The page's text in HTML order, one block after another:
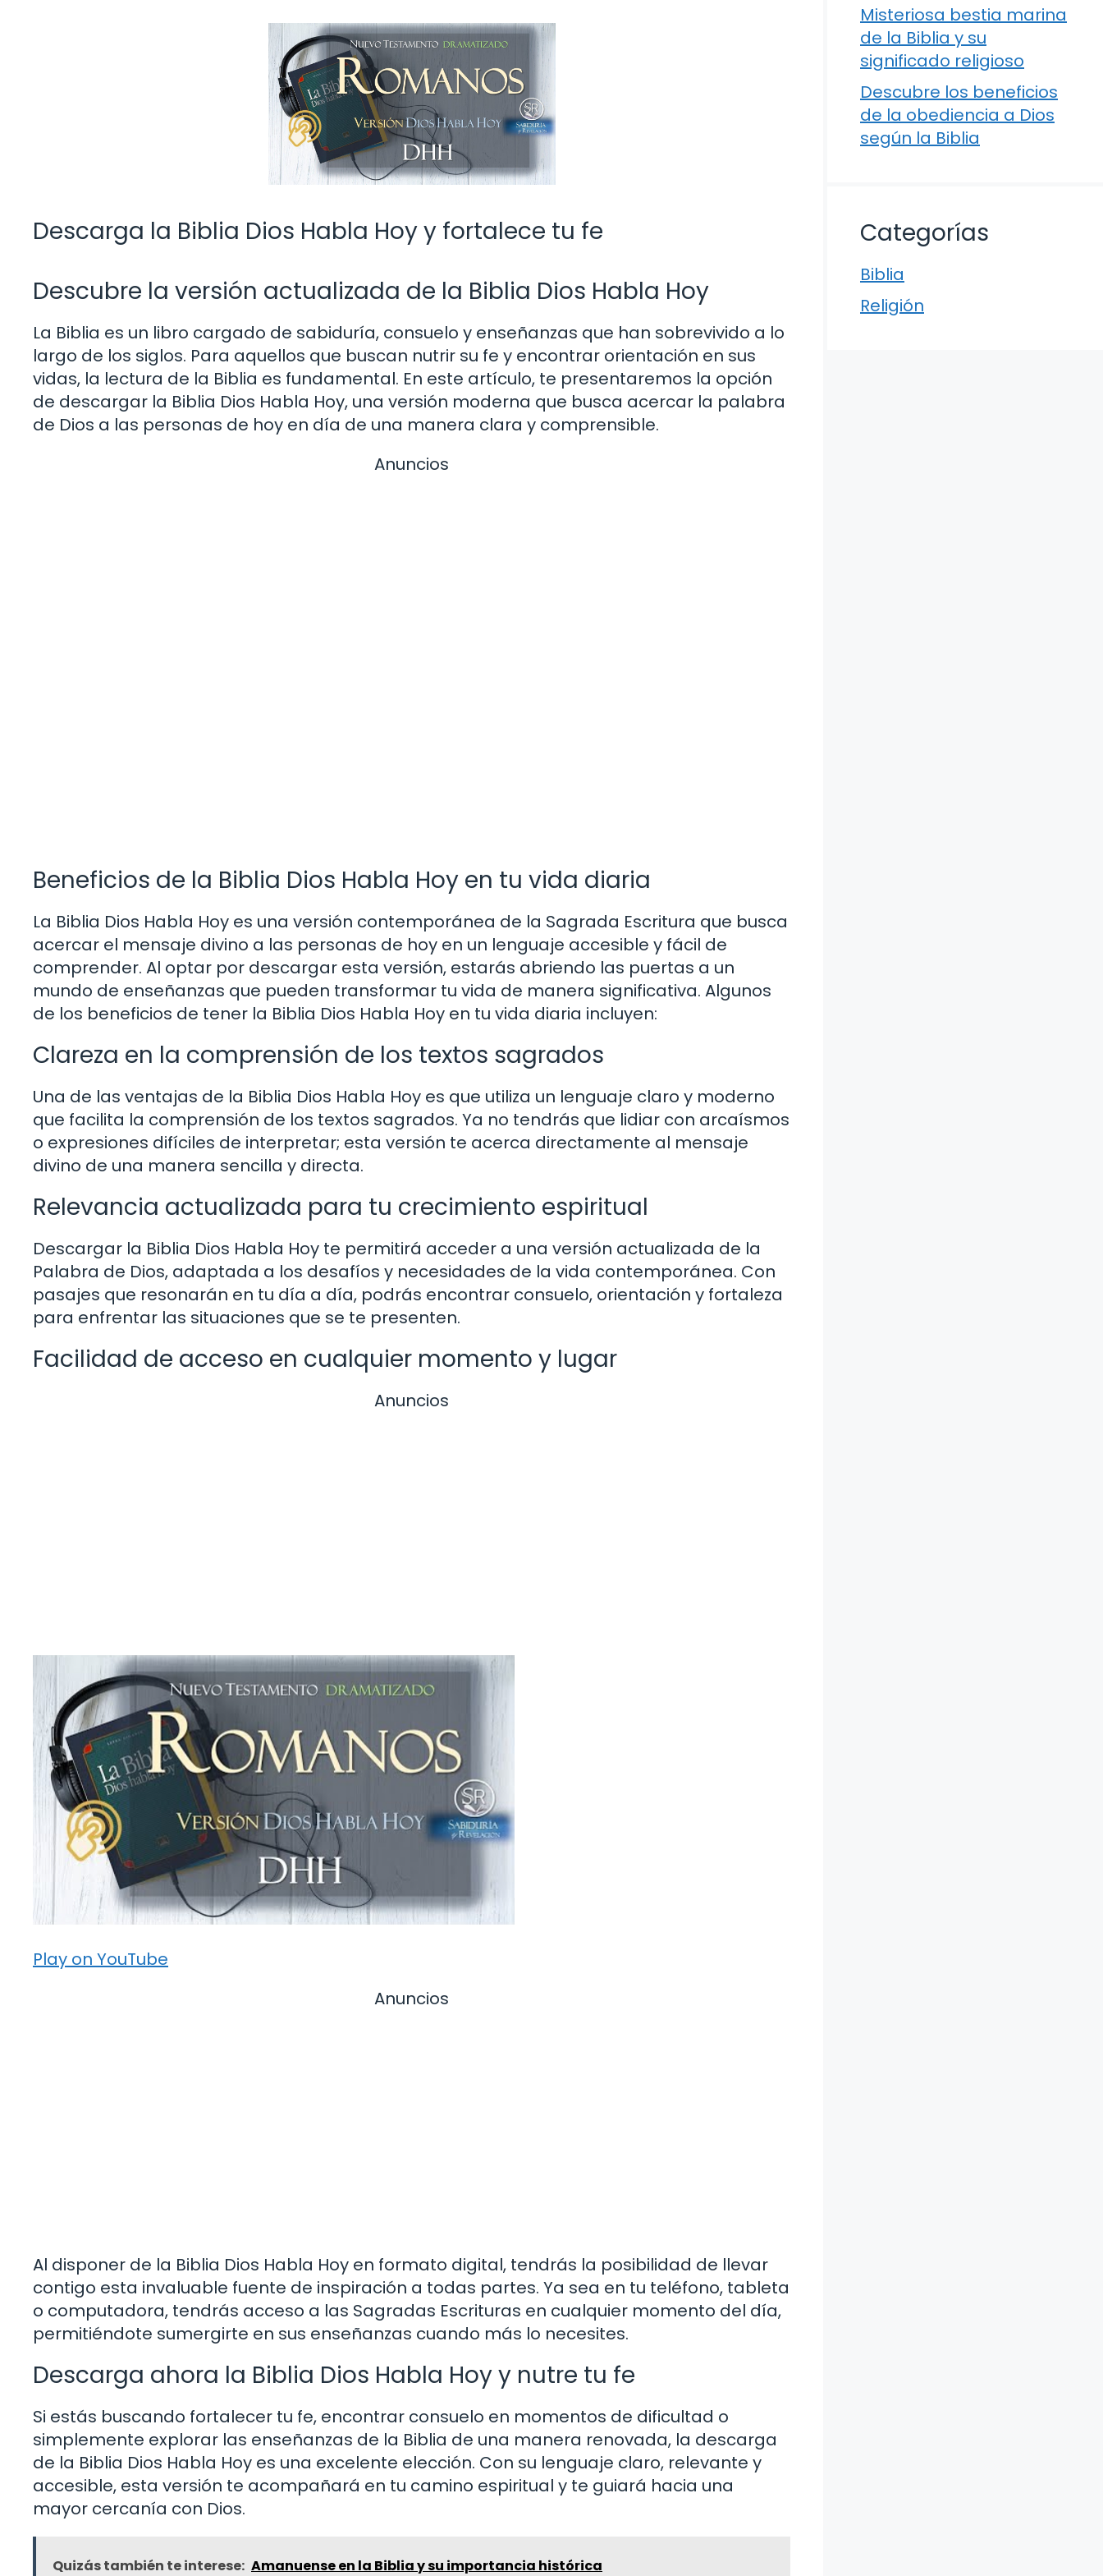
Descarga la Biblia Dios Habla Hoy y fortalece tu fe
Descubre la versión actualizada de la Biblia Dios Habla Hoy
La Biblia es un libro cargado de sabiduría, consuelo y enseñanzas que han sobrevivido a lo
largo de los siglos. Para aquellos que buscan nutrir su fe y encontrar orientación en sus
vidas, la lectura de la Biblia es fundamental. En este artículo, te presentaremos la opción
de descargar la Biblia Dios Habla Hoy, una versión moderna que busca acercar la palabra
de Dios a las personas de hoy en día de una manera clara y comprensible.
Anuncios
Beneficios de la Biblia Dios Habla Hoy en tu vida diaria
La Biblia Dios Habla Hoy es una versión contemporánea de la Sagrada Escritura que busca
acercar el mensaje divino a las personas de hoy en un lenguaje accesible y fácil de
comprender. Al optar por descargar esta versión, estarás abriendo las puertas a un
mundo de enseñanzas que pueden transformar tu vida de manera significativa. Algunos
de los beneficios de tener la Biblia Dios Habla Hoy en tu vida diaria incluyen:
Clareza en la comprensión de los textos sagrados
Una de las ventajas de la Biblia Dios Habla Hoy es que utiliza un lenguaje claro y moderno
que facilita la comprensión de los textos sagrados. Ya no tendrás que lidiar con arcaísmos
o expresiones difíciles de interpretar; esta versión te acerca directamente al mensaje
divino de una manera sencilla y directa.
Relevancia actualizada para tu crecimiento espiritual
Descargar la Biblia Dios Habla Hoy te permitirá acceder a una versión actualizada de la
Palabra de Dios, adaptada a los desafíos y necesidades de la vida contemporánea. Con
pasajes que resonarán en tu día a día, podrás encontrar consuelo, orientación y fortaleza
para enfrentar las situaciones que se te presenten.
Facilidad de acceso en cualquier momento y lugar
Anuncios
Play on YouTube
Anuncios
Al disponer de la Biblia Dios Habla Hoy en formato digital, tendrás la posibilidad de llevar
contigo esta invaluable fuente de inspiración a todas partes. Ya sea en tu teléfono, tableta
o computadora, tendrás acceso a las Sagradas Escrituras en cualquier momento del día,
permitiéndote sumergirte en sus enseñanzas cuando más lo necesites.
Descarga ahora la Biblia Dios Habla Hoy y nutre tu fe
Si estás buscando fortalecer tu fe, encontrar consuelo en momentos de dificultad o
simplemente explorar las enseñanzas de la Biblia de una manera renovada, la descarga
de la Biblia Dios Habla Hoy es una excelente elección. Con su lenguaje claro, relevante y
accesible, esta versión te acompañará en tu camino espiritual y te guiará hacia una
mayor cercanía con Dios.
Quizás también te interese: Amanuense en la Biblia y su importancia histórica
Misteriosa bestia marina
de la Biblia y su
significado religioso
Descubre los beneficios
de la obediencia a Dios
según la Biblia
Categorías
Biblia
Religión